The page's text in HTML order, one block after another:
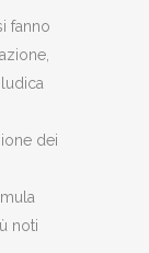
fanno
dei
noti